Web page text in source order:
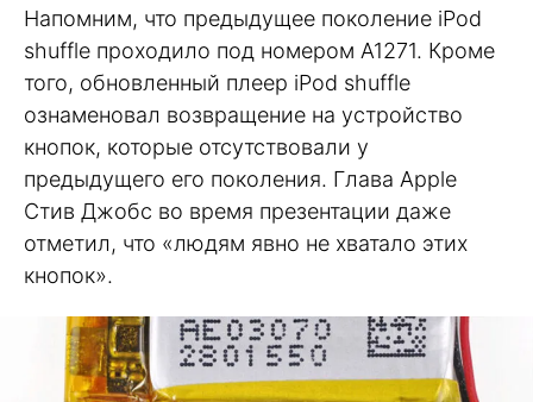
Напомним, что предыдущее поколение iPod
shuffle проходило под номером A1271. Кроме
того, обновленный плеер iPod shuffle
ознаменовал возвращение на устройство
кнопок, которые отсутствовали у
предыдущего его поколения. Глава Apple
Стив Джобс во время презентации даже
отметил, что «людям явно не хватало этих
кнопок».